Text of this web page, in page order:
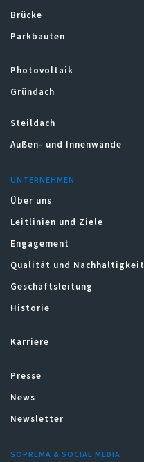
Brücke
Parkbauten
Photovoltaik
Gründach
Steildach
Außen- und Innenwände
UNTERNEHMEN
Über uns
Leitlinien und Ziele
Engagement
Qualität und Nachhaltigkeit
Geschäftsleitung
Historie
Karriere
Presse
News
Newsletter
SOPREMA & SOCIAL MEDIA